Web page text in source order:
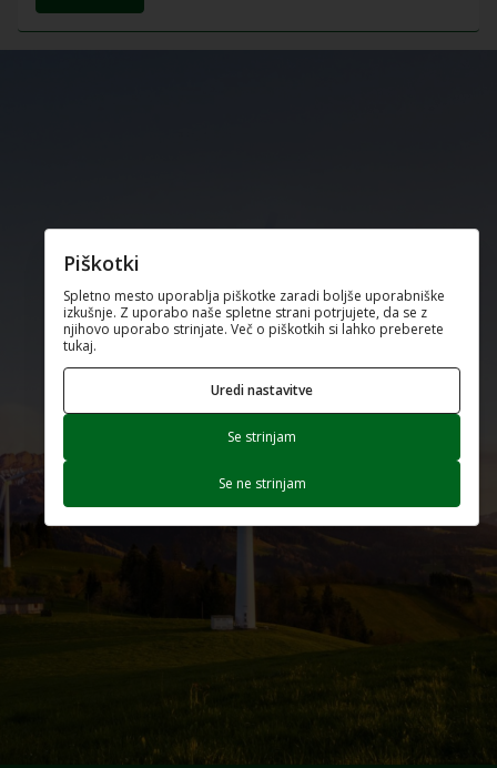
Piškotki
Spletno mesto uporablja piškotke zaradi boljše uporabniške
izkušnje. Z uporabo naše spletne strani potrjujete, da se z
njihovo uporabo strinjate. Več o piškotkih si lahko preberete
tukaj.
Uredi nastavitve
Se strinjam
Se ne strinjam